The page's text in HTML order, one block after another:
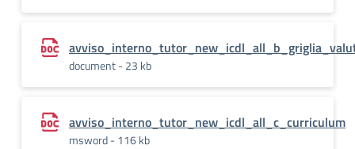
document - 23 kb
avviso_interno_tutor_new_icdl_all_c_curriculum
msword - 116 kb